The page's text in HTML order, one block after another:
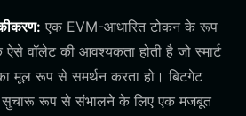
एक EVM-आधारित टोकन के रूप
ऐसे वॉलेट की आवश्यकता होती है जो स्मार्ट
मूल रूप से समर्थन करता हो। बिटगेट
सुचारू रूप से संभालने के लिए एक मजबूत